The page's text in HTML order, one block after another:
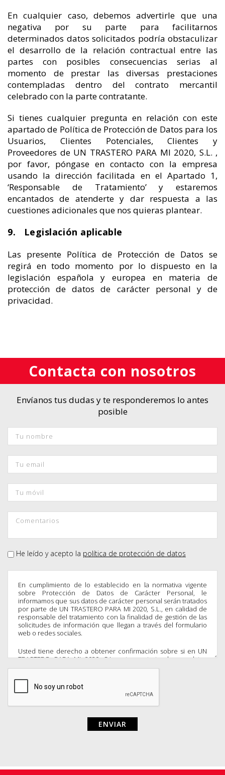
En cualquier caso, debemos advertirle que una
negativa por su parte para facilitarnos
determinados datos solicitados podría obstaculizar
el desarrollo de la relación contractual entre las
partes con posibles consecuencias serias al
momento de prestar las diversas prestaciones
contempladas dentro del contrato mercantil
celebrado con la parte contratante.
Si tienes cualquier pregunta en relación con este
apartado de Política de Protección de Datos para los
Usuarios, Clientes Potenciales, Clientes y
Proveedores de UN TRASTERO PARA MI 2020, S.L. ,
por favor, póngase en contacto con la empresa
usando la dirección facilitada en el Apartado 1,
‘Responsable de Tratamiento’ y estaremos
encantados de atenderte y dar respuesta a las
cuestiones adicionales que nos quieras plantear.
9. Legislación aplicable
Las presente Política de Protección de Datos se
regirá en todo momento por lo dispuesto en la
legislación española y europea en materia de
protección de datos de carácter personal y de
privacidad.
Contacta con nosotros
Envíanos tus dudas y te responderemos lo antes
posible
He leído y acepto la política de protección de datos
En cumplimiento de lo establecido en la normativa vigente
sobre Protección de Datos de Carácter Personal, le
informamos que sus datos de carácter personal serán tratados
por parte de UN TRASTERO PARA MI 2020, S.L., en calidad de
responsable del tratamiento con la finalidad de gestión de las
solicitudes de información que llegan a través del formulario
web o redes sociales.
Usted tiene derecho a obtener confirmación sobre si en UN
TRASTERO PARA MI 2020, S.L. estamos tratando sus datos
personales por tanto tiene derecho a acceder a sus datos
supresión cuando los datos ya no sean necesarios como
también ejercer los demás derechos recogidos por la
normativa de la forma que se explica en la información
adicional. Usted puede ejercitar los derechos mencionados en
los términos establecidos en la normativa vigente y/o solicitar
nuestra política de protección de datos enviando un e-mail:
info@untrasteroparami.com